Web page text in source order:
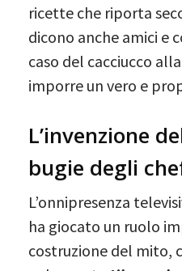
ricette che riporta
dicono anche amici e
caso del cacciucco
imporre un vero e
L’invenzione
bugie degli
L’onnipresenza
ha giocato un ruolo
costruzione del mito,